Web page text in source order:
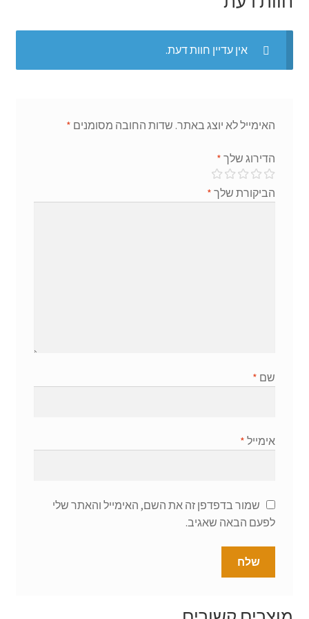
אין עדיין חוות דעת.
האימייל לא יוצג באתר. שדות החובה מסומנים *
הדירוג שלך *
הביקורת שלך *
שם *
אימייל *
שמור בדפדפן זה את השם, האימייל והאתר שלי
לפעם הבאה שאגיב.